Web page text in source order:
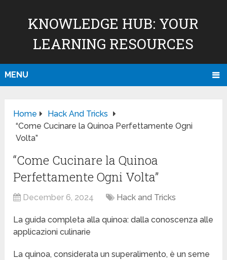
KNOWLEDGE HUB: YOUR
LEARNING RESOURCES
MENU
Home
Hack And Tricks
“Come Cucinare la Quinoa Perfettamente Ogni
Volta”
“Come Cucinare la Quinoa
Perfettamente Ogni Volta”
December 6, 2024 Hack and Tricks
La guida completa alla quinoa: dalla conoscenza alle
applicazioni culinarie
La quinoa, considerata un superalimento, è un seme